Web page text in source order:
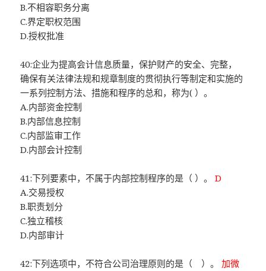
B.不相容职务分离
C.界定职权范围
D.授权批准
40:企业为提高会计信息质量，保护财产的安全、完整，
确保有关法律法规和规章制度的贯彻执行等制定和实施的
一系列控制方法、措施和程序的总和，称为( ）。
A.内部资金控制
B.内部信息控制
C.内部监审工作
D.内部会计控制
41:下列要素中，不属于内部控制程序的是（ ）。D
A.交易授权
B.职责划分
C.独立稽核
D.内部审计
42:下列选项中，不符合公司治理原则的是（ ）。加微